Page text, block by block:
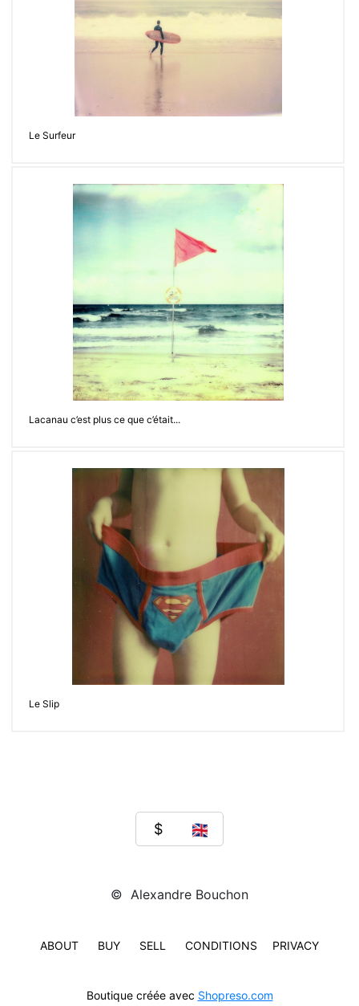
Le Surfeur
Lacanau c’est plus ce que c’était...
Le Slip
© Alexandre Bouchon
ABOUT BUY SELL CONDITIONS PRIVACY
Boutique créée avec Shopreso.com